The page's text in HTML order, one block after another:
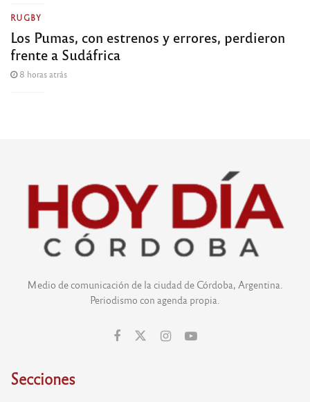
RUGBY
Los Pumas, con estrenos y errores, perdieron
frente a Sudáfrica
8 horas atrás
Medio de comunicación de la ciudad de Córdoba, Argentina.
Periodismo con agenda propia.
Secciones